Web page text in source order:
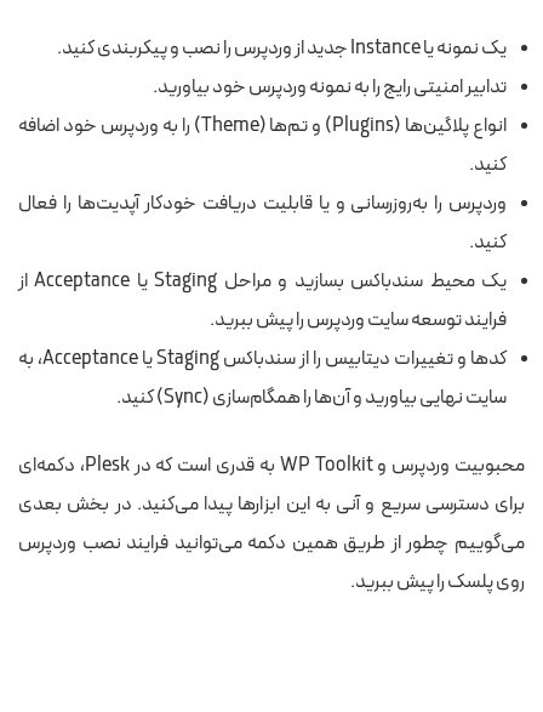
یک نمونه یا Instance جدید از وردپرس را نصب و پیکربندی کنید.
تدابیر امنیتی رایج را به نمونه وردپرس خود بیاورید.
انواع پلاگین‌ها (Plugins) و تم‌ها (Theme) را به وردپرس خود اضافه
کنید.
وردپرس را به‌روزرسانی و یا قابلیت دریافت خودکار آپدیت‌ها را فعال
کنید.
یک محیط سندباکس بسازید و مراحل Staging یا Acceptance از
فرایند توسعه سایت وردپرس را پیش ببرید.
کدها و تغییرات دیتابیس را از سندباکس Staging یا Acceptance، به
سایت نهایی بیاورید و آن‌ها را همگام‌سازی (Sync) کنید.
محبوبیت وردپرس و WP Toolkit به قدری است که در Plesk، دکمه‌ای
برای دسترسی سریع و آنی به این ابزارها پیدا می‌کنید. در بخش بعدی
می‌گوییم چطور از طریق همین دکمه می‌توانید فرایند نصب وردپرس
روی پلسک را پیش ببرید.